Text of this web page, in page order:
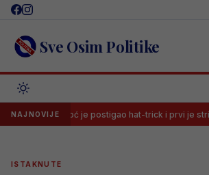
Skip
content Sve Osim Politike
NAJNOVIJE
sinoć je postigao hat-trick i prvi je strijelac HNL-
ISTAKNUTE